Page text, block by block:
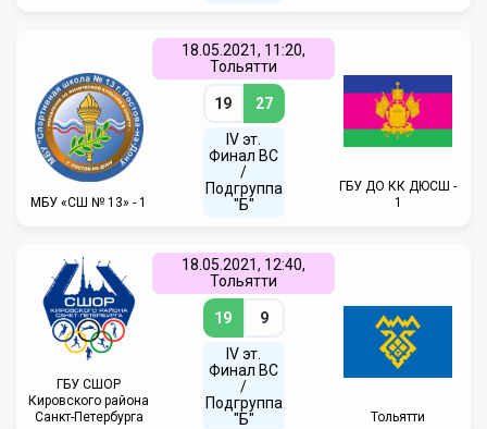
МБУ «СШ № 13» - 1
18.05.2021, 11:20,
Тольятти
19 27
IV эт.
Финал ВC
/
Подгруппа
"Б"
ГБУ ДО КК ДЮСШ -
1
ГБУ СШОР
Кировского района
Санкт-Петербурга
18.05.2021, 12:40,
Тольятти
19 9
IV эт.
Финал ВC
/
Подгруппа
"Б"
Тольятти